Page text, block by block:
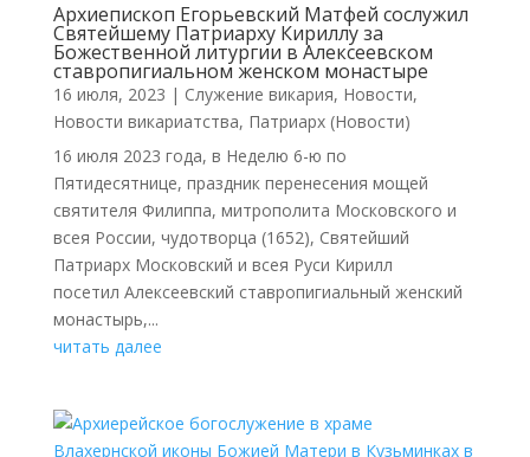
Архиепископ Егорьевский Матфей сослужил
Святейшему Патриарху Кириллу за
Божественной литургии в Алексеевском
ставропигиальном женском монастыре
16 июля, 2023 | Cлужение викария, Новости,
Новости викариатства, Патриарх (Новости)
16 июля 2023 года, в Неделю 6-ю по
Пятидесятнице, праздник перенесения мощей
святителя Филиппа, митрополита Московского и
всея России, чудотворца (1652), Святейший
Патриарх Московский и всея Руси Кирилл
посетил Алексеевский ставропигиальный женский
монастырь,...
читать далее